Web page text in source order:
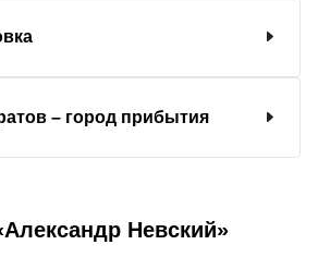
– город прибытия
Невский»